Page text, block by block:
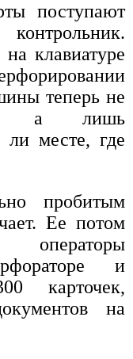
поступают
клавиатуре
теперь не
а лишь
ли месте, где
пробитым
Ее потом
и
карточек,
на